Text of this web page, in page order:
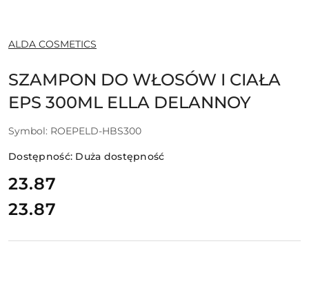
NAZWA
PRODUCENTA:
ALDA COSMETICS
SZAMPON DO WŁOSÓW I CIAŁA
EPS 300ML ELLA DELANNOY
Symbol: ROEPELD-HBS300
Dostępność: Duża dostępność
cena:
23.87
Cena:
23.87